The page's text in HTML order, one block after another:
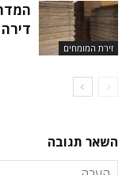
זירת המומחים
דירה
השאר תגובה